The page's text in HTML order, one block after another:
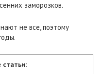
заморозков.
не все, поэтому
статьи: